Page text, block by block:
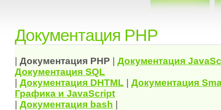
Документация PHP
Документация PHP Документация
Документация SQL
Документация DHTML
Документация
Графика и JavaScript
Документация bash